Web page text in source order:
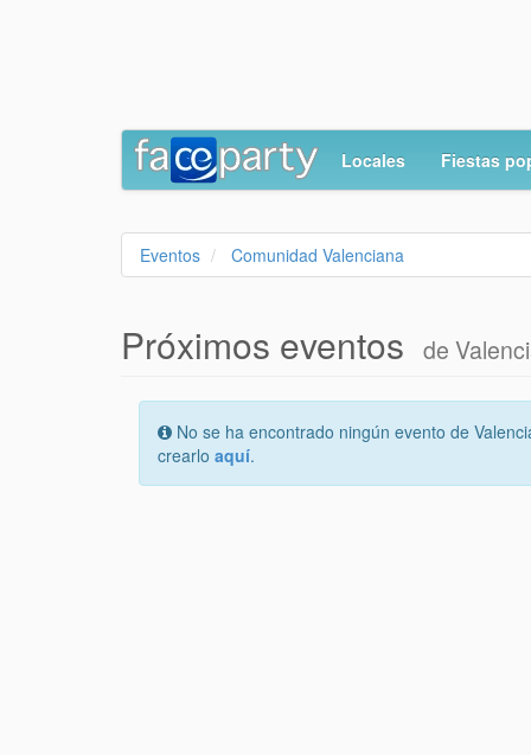
Locales Fiestas
Eventos Comunidad Valenciana
Próximos eventos de
No se ha encontrado ningún evento de
crearlo aquí.